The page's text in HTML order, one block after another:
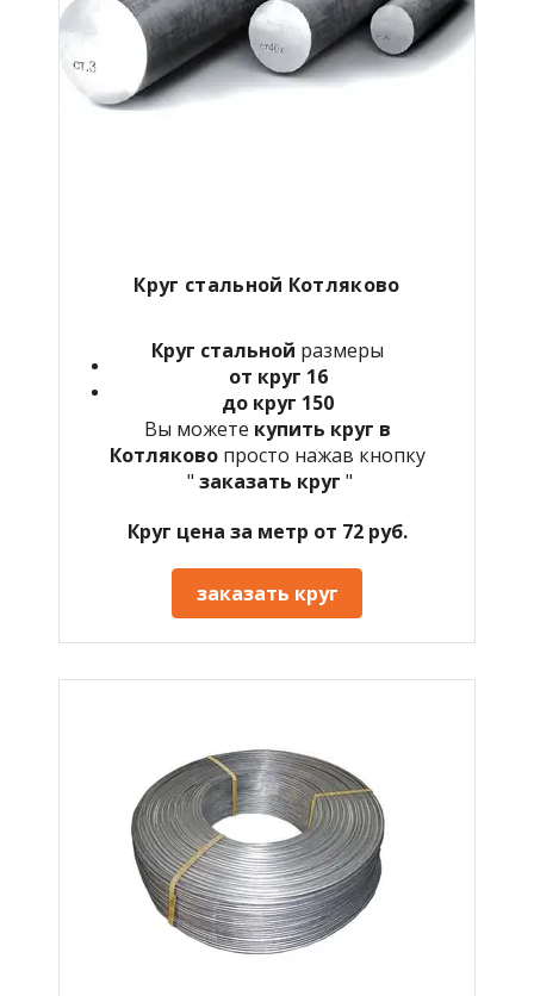
Круг стальной Котляково
Круг стальной размеры
от круг 16
до круг 150
Вы можете купить круг в
Котляково просто нажав кнопку
" заказать круг "
Круг цена за метр от 72 руб.
заказать круг